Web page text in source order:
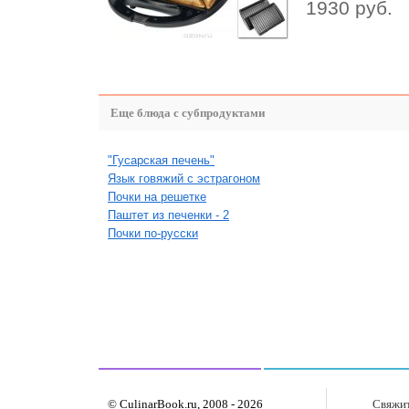
1930 руб.
Еще блюда с субпродуктами
"Гусарская печень"
Язык говяжий с эстрагоном
Почки на решетке
Паштет из печенки - 2
Почки по-русски
© CulinarBook.ru, 2008 - 2026